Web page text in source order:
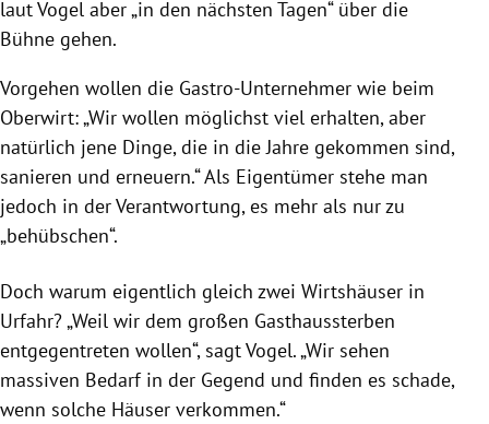
laut Vogel aber „in den nächsten Tagen“ über die
Bühne gehen.
Vorgehen wollen die Gastro-Unternehmer wie beim
Oberwirt: „Wir wollen möglichst viel erhalten, aber
natürlich jene Dinge, die in die Jahre gekommen sind,
sanieren und erneuern.“ Als Eigentümer stehe man
jedoch in der Verantwortung, es mehr als nur zu
„behübschen“.
Doch warum eigentlich gleich zwei Wirtshäuser in
Urfahr? „Weil wir dem großen Gasthaussterben
entgegentreten wollen“, sagt Vogel. „Wir sehen
massiven Bedarf in der Gegend und finden es schade,
wenn solche Häuser verkommen.“